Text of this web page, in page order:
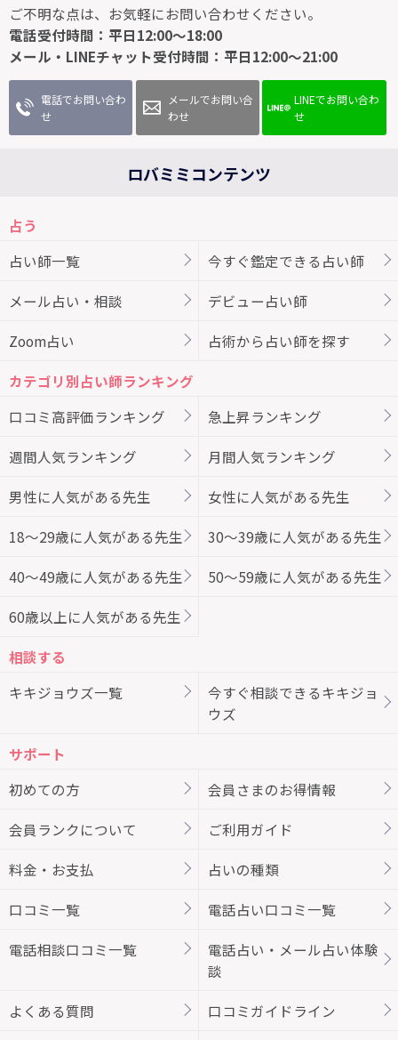
ご不明な点は、お気軽にお問い合わせください。
電話受付時間：平日12:00～18:00
メール・LINEチャット受付時間：平日12:00～21:00
電話でお問い合わ
せ
メールでお問い合
わせ
LINEでお問い合わ
せ
ロバミミコンテンツ
占う
占い師一覧
今すぐ鑑定できる占い師
メール占い・相談 デビュー占い師
Zoom占い 占術から占い師を探す
カテゴリ別占い師ランキング
口コミ高評価ランキング
急上昇ランキング
週間人気ランキング 月間人気ランキング
男性に人気がある先生 女性に人気がある先生
18～29歳に人気がある先生 30～39歳に人気がある先生
40～49歳に人気がある先生 50～59歳に人気がある先生
60歳以上に人気がある先生
相談する
キキジョウズ一覧
今すぐ相談できるキキジョ
ウズ
サポート
初めての方
会員さまのお得情報
会員ランクについて ご利用ガイド
料金・お支払 占いの種類
口コミ一覧 電話占い口コミ一覧
電話相談口コミ一覧
電話占い・メール占い体験
談
よくある質問 口コミガイドライン